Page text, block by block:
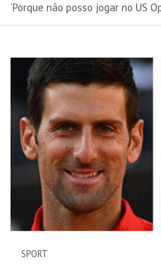
‘Porque não posso jogar no US
SPORT